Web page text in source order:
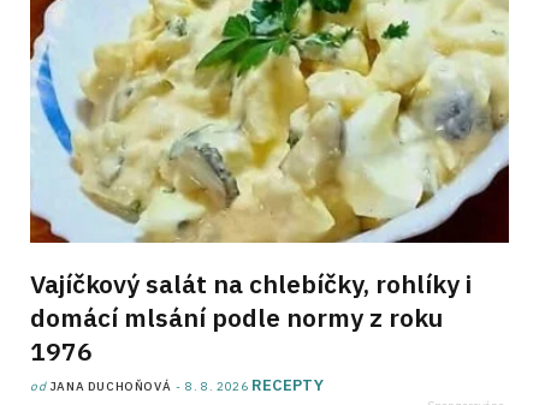
Vajíčkový salát na chlebíčky, rohlíky i
domácí mlsání podle normy z roku
1976
od JANA DUCHOŇOVÁ 8. 8. 2026 RECEPTY